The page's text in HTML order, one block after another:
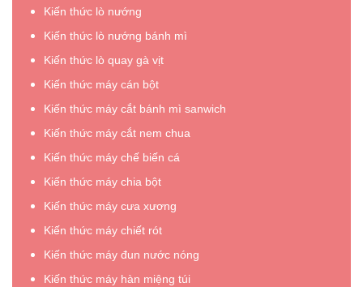
Kiến thức lò nướng
Kiến thức lò nướng bánh mì
Kiến thức lò quay gà vịt
Kiến thức máy cán bột
Kiến thức máy cắt bánh mì sanwich
Kiến thức máy cắt nem chua
Kiến thức máy chế biến cá
Kiến thức máy chia bột
Kiến thức máy cưa xương
Kiến thức máy chiết rót
Kiến thức máy đun nước nóng
Kiến thức máy hàn miệng túi